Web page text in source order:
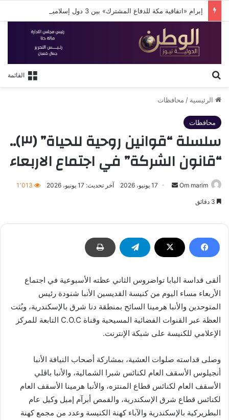
إبرام «اتفاقية مكة للدفاع المشترك» بين 3 دول إسلامية
القائمة
الرئيسية / محافظات
محافظات
سلسلة “قوانين روحية للحياة” (٣)..
“قانون الشركة” في اجتماع الاربعاء
Om marim
أرسل 17 يونيو، 2026 آخر تحديث: 17 يونيو، 2026 1٬013
ألقى قداسة البابا تواضروس الثاني عظته الأسبوعية في اجتماع
الأربعاء مساء اليوم من كنيسة القديسين الأنبا شنودة رئيس
المتوحدين والأنبا هرمينا السائح بمنطقة دنا شرق بالإسكندرية، وبُثت
العظة عبر القنوات الفضائية المسيحية وقناة C.O.C التابعة للمركز
الإعلامي للكنيسة على شبكة الإنترنت.
وصلى قداسته صلوات العشية، بمشاركة أصحاب النيافة الأنبا
أنجيلوس الأسقف العام لكنائس شبرا الشمالية، والأنبا باڤلي
الأسقف العام لكنائس قطاع المنتزه، والأنبا هرمينا الأسقف العام
لكنائس قطاع شرق الإسكندرية، والقمص أبرآم إميل وكيل عام
البطريركية بالإسكندرية والآباء كهنة الكنيسة وعدد من مجمع كهنة